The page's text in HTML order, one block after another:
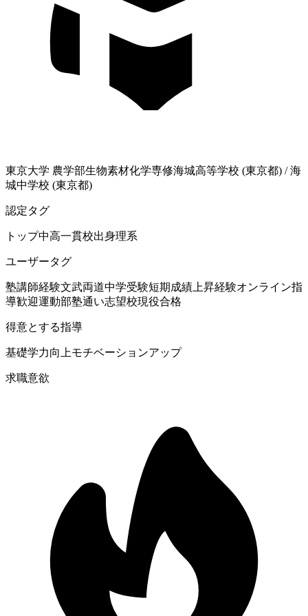
東京大学 農学部生物素材化学専修海城高等学校 (東京都) /海
城中学校 (東京都)
認定タグ
トップ中高一貫校出身理系
ユーザータグ
塾講師経験文武両道中学受験短期成績上昇経験オンライン指
導歓迎運動部塾通い志望校現役合格
得意とする指導
基礎学力向上モチベーションアップ
求職意欲